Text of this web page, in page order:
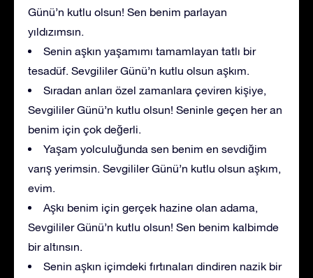
Günü’n kutlu olsun! Sen benim parlayan
yıldızımsın.
Senin aşkın yaşamımı tamamlayan tatlı bir
tesadüf. Sevgililer Günü’n kutlu olsun aşkım.
Sıradan anları özel zamanlara çeviren kişiye,
Sevgililer Günü’n kutlu olsun! Seninle geçen her an
benim için çok değerli.
Yaşam yolculuğunda sen benim en sevdiğim
varış yerimsin. Sevgililer Günü’n kutlu olsun aşkım,
evim.
Aşkı benim için gerçek hazine olan adama,
Sevgililer Günü’n kutlu olsun! Sen benim kalbimde
bir altınsın.
Senin aşkın içimdeki fırtınaları dindiren nazik bir